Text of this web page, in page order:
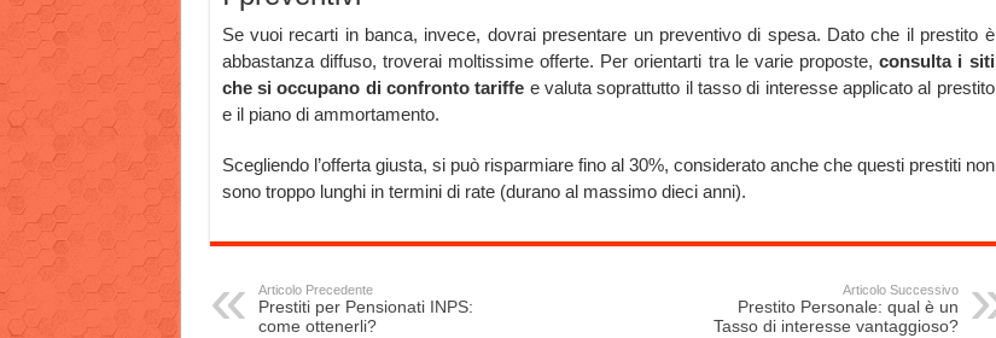
Se vuoi recarti in banca, invece, dovrai presentare un preventivo di spesa. Dato che il prestito è
abbastanza diffuso, troverai moltissime offerte. Per orientarti tra le varie proposte,consulta i siti
che si occupano di confronto tariffe e valuta soprattutto il tasso di interesse applicato al prestito
e il piano di ammortamento.
Scegliendo l’offerta giusta, si può risparmiare fino al 30%, considerato anche che questi prestiti non
sono troppo lunghi in termini di rate (durano al massimo dieci anni).
Articolo Precedente
Prestiti per Pensionati INPS:
come ottenerli?
Articolo Successivo
Prestito Personale: qual è un
Tasso di interesse vantaggioso?